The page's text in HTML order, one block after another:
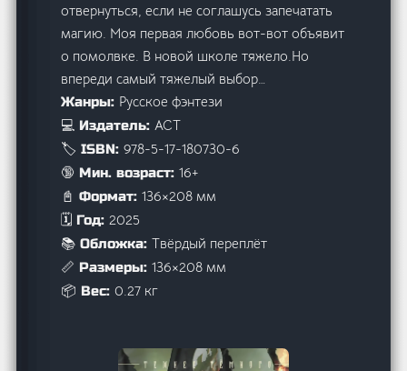
отвернуться, если не соглашусь запечатать
магию. Моя первая любовь вот-вот объявит
о помолвке. В новой школе тяжело.Но
впереди самый тяжелый выбор…
Жанры: Русское фэнтези
💻 Издатель: АСТ
🏷️ ISBN:978-5-17-180730-6
🔞 Мин. возраст:16+
📓 Формат:136×208 мм
🗓️ Год: 2025
📚 Обложка:Твёрдый переплёт
📏 Размеры:136×208 мм
📦 Вес:0.27 кг